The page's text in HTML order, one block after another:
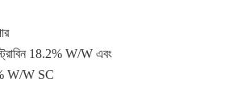
18.2% W/W এবং
W/W SC